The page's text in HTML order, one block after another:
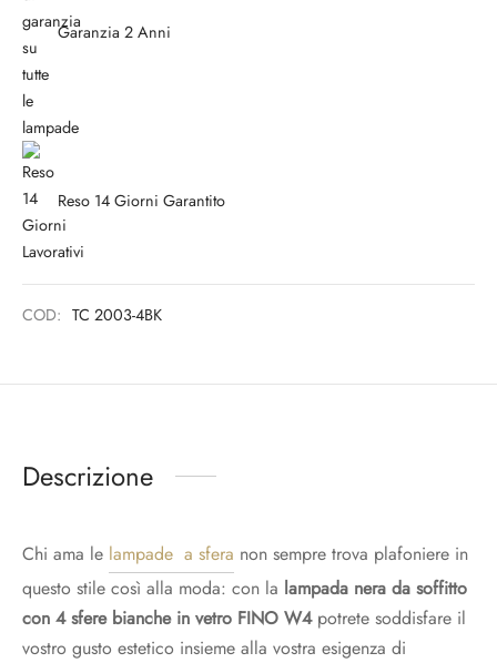
Garanzia 2 Anni
Reso 14 Giorni Garantito
COD: TC 2003-4BK
Descrizione
Chi ama le lampade a sfera non sempre trova plafoniere in
questo stile così alla moda: con la lampada nera da soffitto
con 4 sfere bianche in vetro FINO W4potrete soddisfare il
vostro gusto estetico insieme alla vostra esigenza di